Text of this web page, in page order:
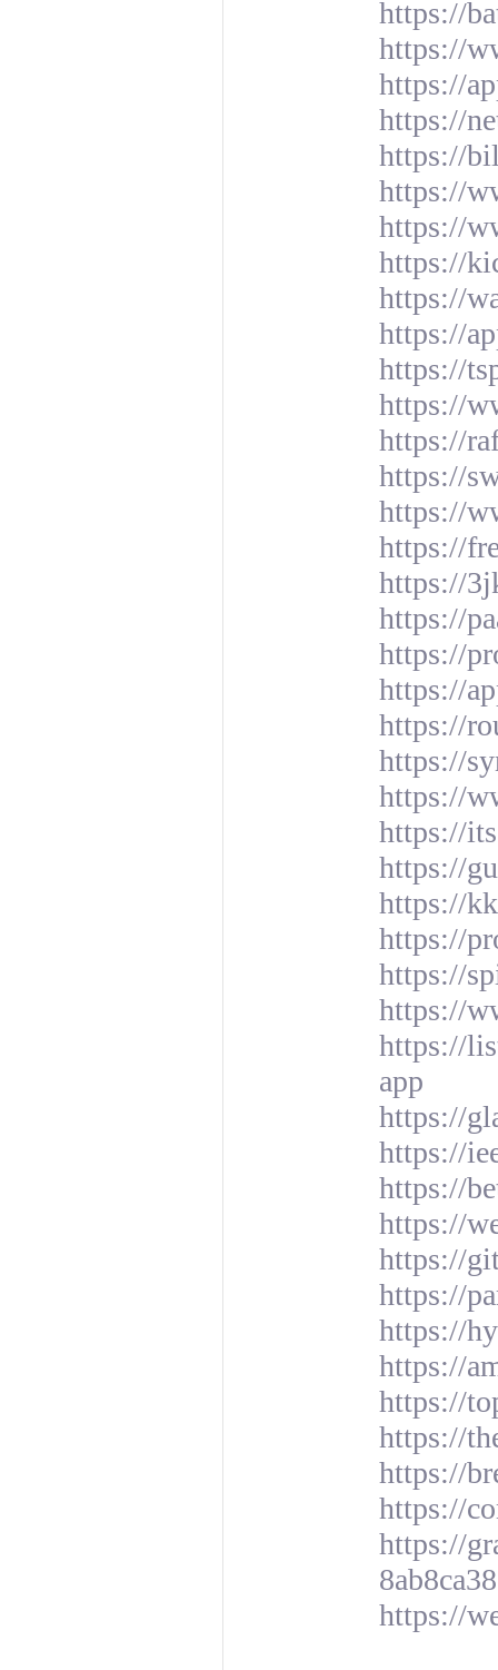
https://
https://
https://
https://
https://
https://
https://
https://
https://
https://
https://
https://
https://
https://
https://
https://
https://
https://
https://
https://
https://
https://
https://
https://
https://
https://
https://
https://
https://
https://
app
https://
https://
https://
https://
https://
https://
https://
https://
https://
https://
https://
https://
https://
https://